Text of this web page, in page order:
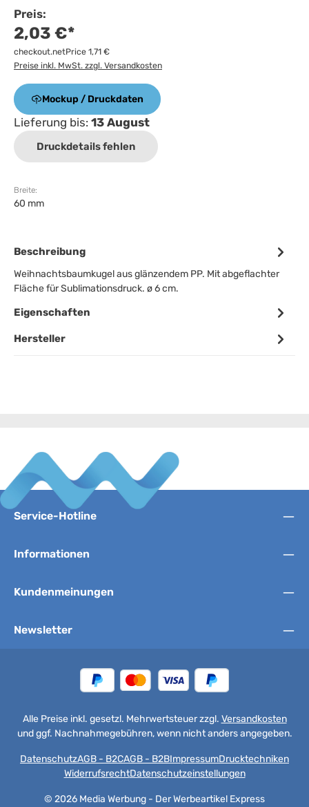
Preis:
2,03 €*
checkout.netPrice 1,71 €
Preise inkl. MwSt. zzgl. Versandkosten
Mockup / Druckdaten
Lieferung bis: 13 August
Druckdetails fehlen
Breite:
60 mm
Beschreibung
Weihnachtsbaumkugel aus glänzendem PP. Mit abgeflachter
Fläche für Sublimationsdruck. ø 6 cm.
Eigenschaften
Hersteller
Service-Hotline
Informationen
Kundenmeinungen
Newsletter
Alle Preise inkl. gesetzl. Mehrwertsteuer zzgl. Versandkosten
und ggf. Nachnahmegebühren, wenn nicht anders angegeben.
© 2026 Media Werbung - Der Werbeartikel Express
DatenschutzAGB - B2CAGB - B2BImpressumDrucktechniken
WiderrufsrechtDatenschutzeinstellungen